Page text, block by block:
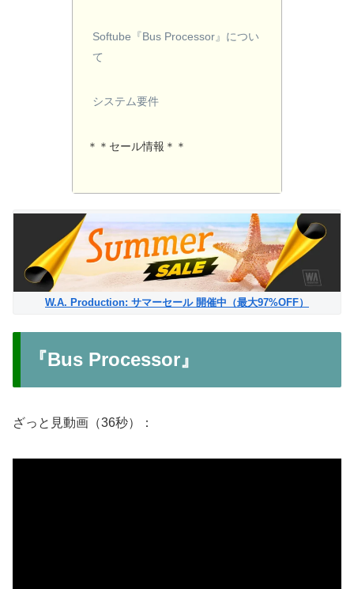
Softube『Bus Processor』につい
て
システム要件
＊＊セール情報＊＊
W.A. Production: サマーセール 開催中（最大97%OFF）
『Bus Processor』
ざっと見動画（36秒）：